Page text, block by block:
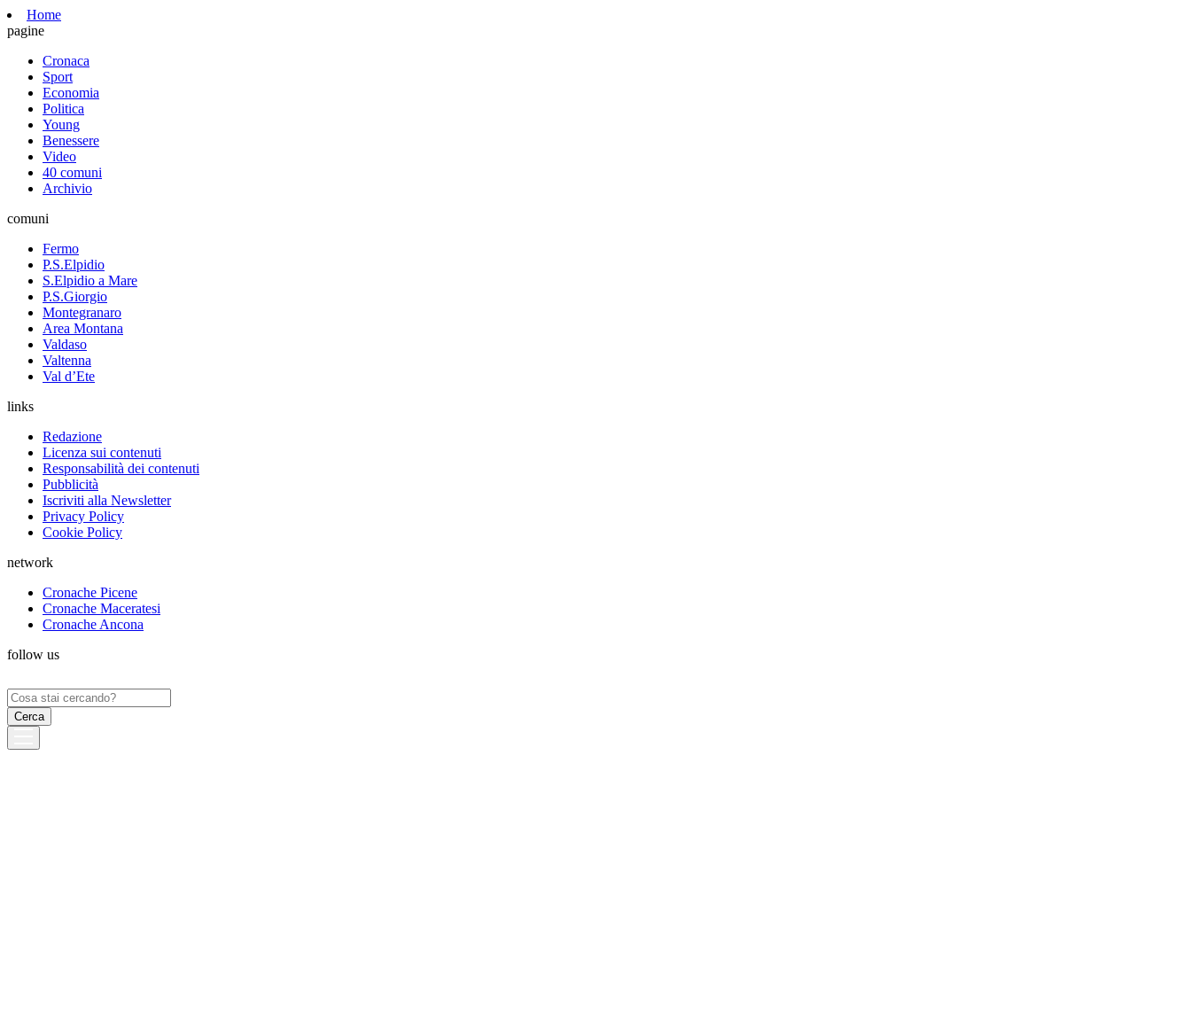
Home
pagine
Cronaca
Sport
Economia
Politica
Young
Benessere
Video
40 comuni
Archivio
comuni
Fermo
P.S.Elpidio
S.Elpidio a Mare
P.S.Giorgio
Montegranaro
Area Montana
Valdaso
Valtenna
Val d’Ete
links
Redazione
Licenza sui contenuti
Responsabilità dei contenuti
Pubblicità
Iscriviti alla Newsletter
Privacy Policy
Cookie Policy
network
Cronache Picene
Cronache Maceratesi
Cronache Ancona
follow us
Ricerca
per: